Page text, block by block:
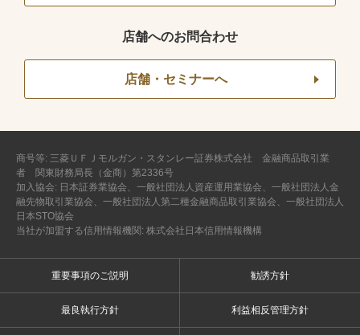
店舗へのお問合わせ
店舗・セミナーへ
商号等: 三菱ＵＦＪモルガン・スタンレー証券株式会社 金融商品取引業
者 関東財務局長（金商）第2336号
加入協会: 日本証券業協会、一般社団法人資産運用業協会、一般社団法人金
融先物取引業協会、一般社団法人第二種金融商品取引業協会、一般社団法人
日本STO協会
当社が加盟する信用情報機関: 株式会社日本信用情報機構
重要事項のご説明 勧誘方針
最良執行方針 利益相反管理方針